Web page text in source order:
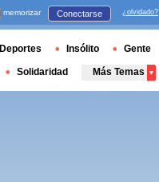
memorizar Conectarse ¿olvidado?
Deportes Insólito Gente
Solidaridad Más Temas